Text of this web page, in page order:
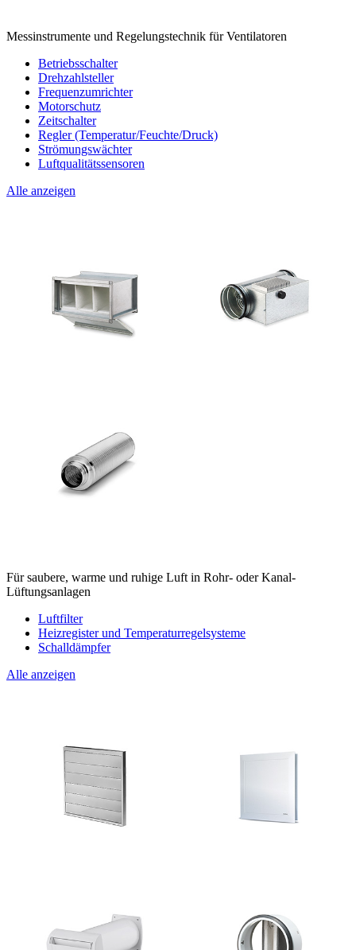
Messinstrumente und Regelungstechnik für Ventilatoren
Betriebsschalter
Drehzahlsteller
Frequenzumrichter
Motorschutz
Zeitschalter
Regler (Temperatur/Feuchte/Druck)
Strömungswächter
Luftqualitätssensoren
Alle anzeigen
Für saubere, warme und ruhige Luft in Rohr- oder Kanal-
Lüftungsanlagen
Luftfilter
Heizregister und Temperaturregelsysteme
Schalldämpfer
Alle anzeigen